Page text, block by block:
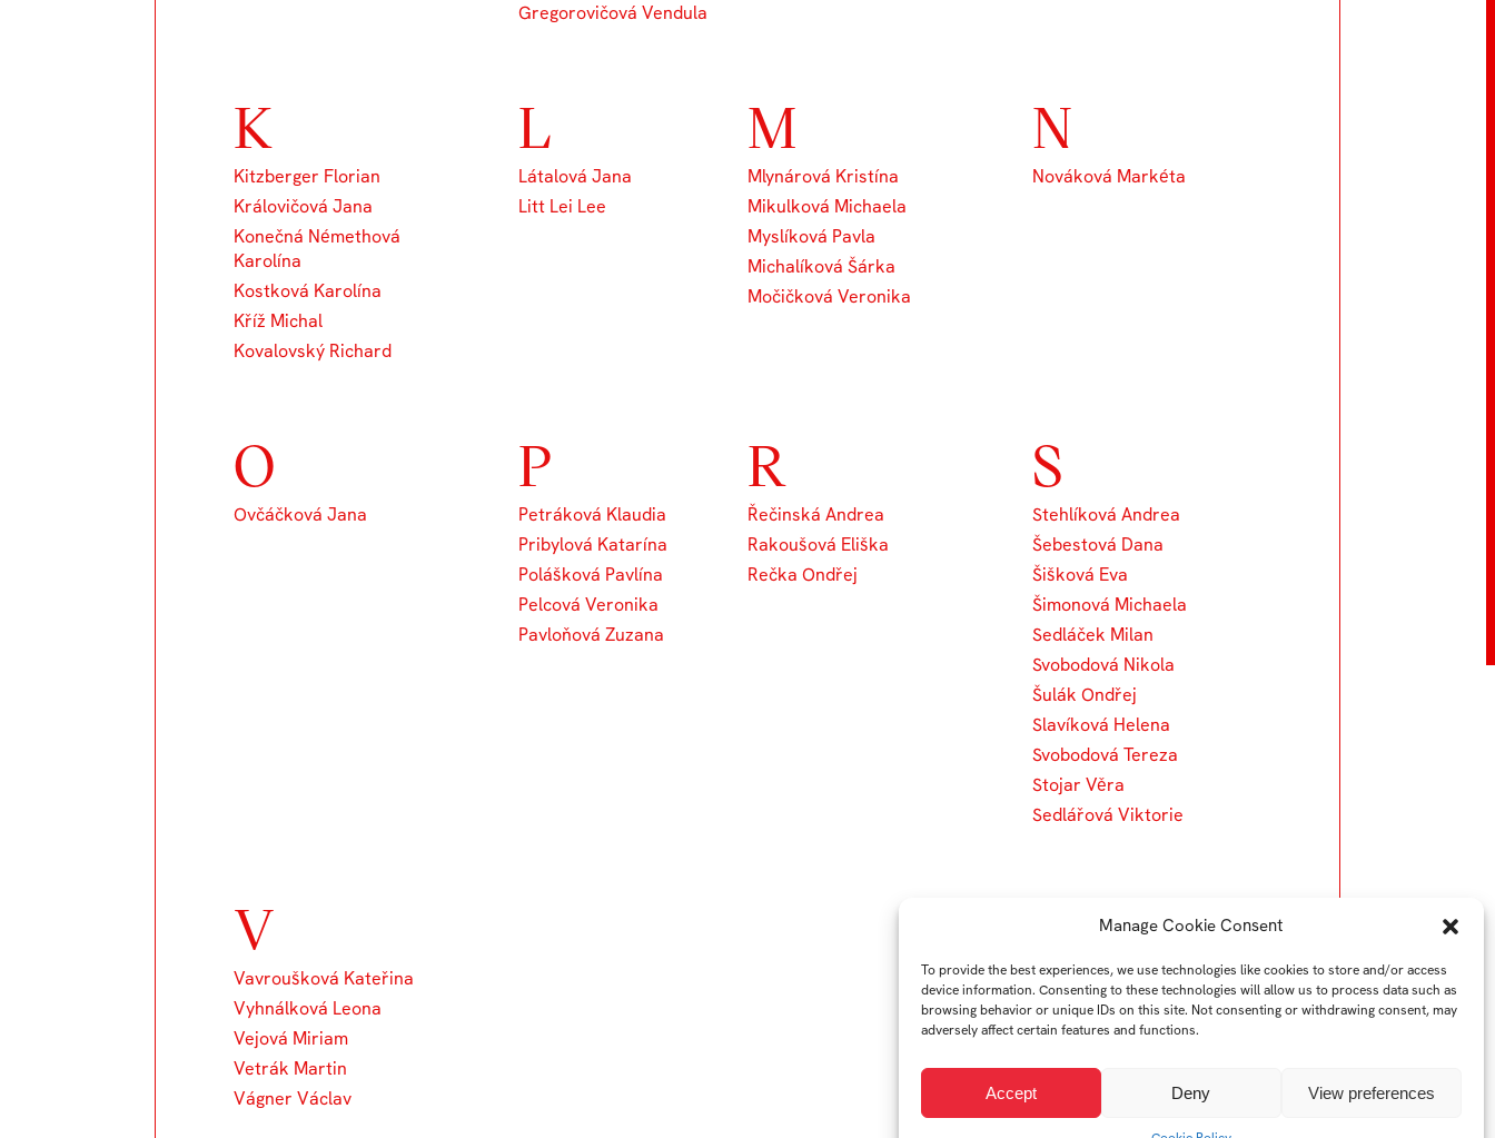
Manage Cookie Consent
To provide the best experiences, we use technologies like cookies to store and/or access
device information. Consenting to these technologies will allow us to process data such as
browsing behavior or unique IDs on this site. Not consenting or withdrawing consent, may
adversely affect certain features and functions.
Accept Deny View preferences
Gregorovičová Vendula
K
Kitzberger Florian
Královičová Jana
Konečná Némethová
Karolína
Kostková Karolína
Kříž Michal
Kovalovský Richard
L
Látalová Jana
Litt Lei Lee
M
Mlynárová Kristína
Mikulková Michaela
Myslíková Pavla
Michalíková Šárka
Močičková Veronika
N
Nováková Markéta
O
Ovčáčková Jana
P
Petráková Klaudia
Pribylová Katarína
Polášková Pavlína
Pelcová Veronika
Pavloňová Zuzana
R
Řečinská Andrea
Rakoušová Eliška
Rečka Ondřej
S
Stehlíková Andrea
Šebestová Dana
Šišková Eva
Šimonová Michaela
Sedláček Milan
Svobodová Nikola
Šulák Ondřej
Slavíková Helena
Svobodová Tereza
Stojar Věra
Sedlářová Viktorie
V
Vavroušková Kateřina
Vyhnálková Leona
Vejová Miriam
Vetrák Martin
Vágner Václav